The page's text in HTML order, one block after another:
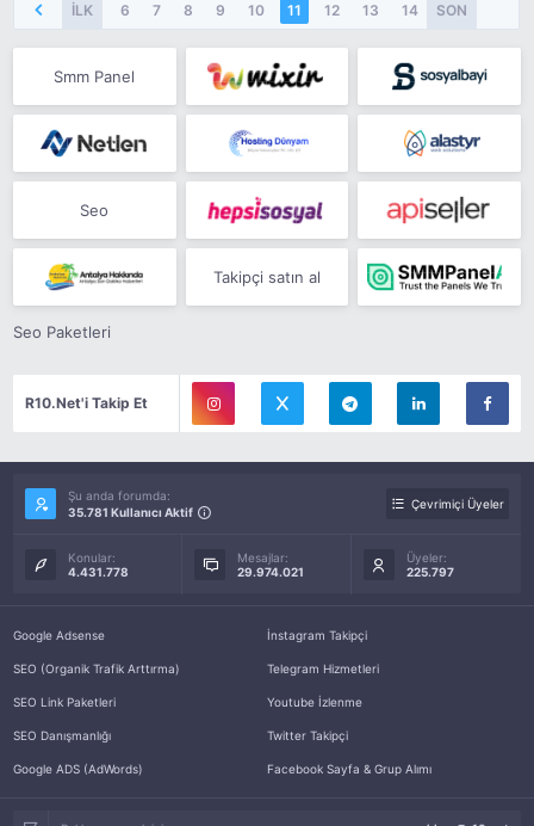
İLK 6 7 8 9 10 11 12 13 14 15
SON
Smm Panel
Seo
Takipçi satın al
Seo Paketleri
R10.Net'i Takip Et
Şu anda forumda:
35.781 Kullanıcı Aktif
Çevrimiçi Üyeler
Konular:
4.431.778
Mesajlar:
29.974.021
Üyeler:
225.797
Google Adsense
SEO (Organik Trafik Arttırma)
SEO Link Paketleri
SEO Danışmanlığı
Google ADS (AdWords)
İnstagram Takipçi
Telegram Hizmetleri
Youtube İzlenme
Twitter Takipçi
Facebook Sayfa & Grup Alımı